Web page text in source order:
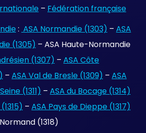
– Fédération française
: ASA Normandie (1303) – ASA
(1305) – ASA Haute-Normandie
(1307) – ASA Côte
– ASA Val de Bresle (1309) – ASA
(1311) – ASA du Bocage (1314)
– ASA Pays de Dieppe (1317)
(1318)